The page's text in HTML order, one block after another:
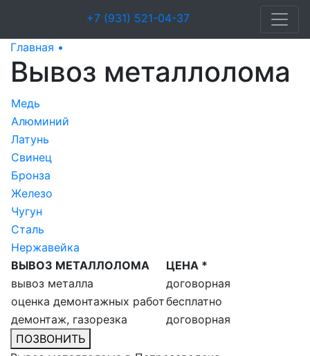
+7 (931) 521-04-37
Главная •
Вывоз металлолома
Медь
Алюминий
Латунь
Свинец
Бронза
Железо
Чугун
Сталь
Нержавейка
ВЫВОЗ МЕТАЛЛОЛОМА
ЦЕНА *
вывоз металла
договорная
оценка демонтажных работбесплатно
демонтаж, газорезка
договорная
ПОЗВОНИТЬ